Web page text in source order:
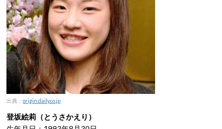
出典： origin.daily.co.jp
登坂絵莉（とうさかえり）